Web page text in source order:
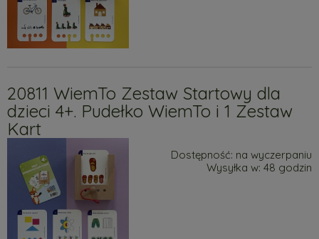
20811 WiemTo Zestaw Startowy dla
dzieci 4+. Pudełko WiemTo i 1 Zestaw
Kart
Dostępność: na wyczerpaniu
Wysyłka w: 48 godzin